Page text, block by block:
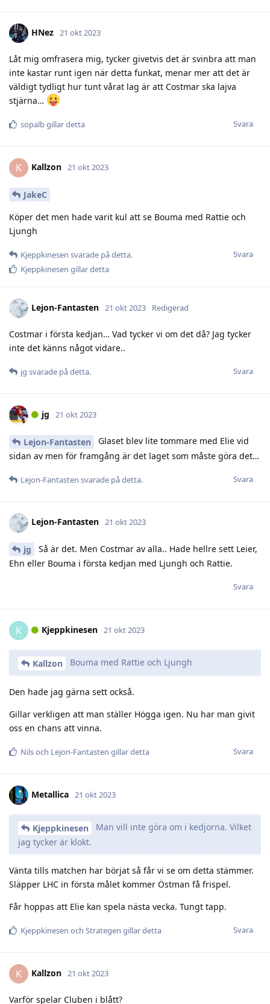
HNez 21 okt 2023
Låt mig omfrasera mig, tycker givetvis det är svinbra att man
inte kastar runt igen när detta funkat, menar mer att det är
väldigt tydligt hur tunt vårat lag är att Costmar ska lajva
stjärna…
Svara
sopalbgillar detta
K Kallzon 21 okt 2023
JakeC
Köper det men hade varit kul att se Bouma med Rattie och
Ljungh
Svara
Kjeppkinesen svarade på detta.
Kjeppkinesen gillar detta
Lejon-Fantasten 21 okt 2023 Redigerad
Costmar i första kedjan… Vad tycker vi om det då? Jag tycker
inte det känns något vidare..
Svara
jg svarade på detta.
jg 21 okt 2023
Lejon-Fantasten
Glaset blev lite tommare med Elie vid
sidan av men för framgång är det laget som måste göra det…
Svara
Lejon-Fantasten svarade på detta.
Lejon-Fantasten 21 okt 2023
jg
Så är det. Men Costmar av alla.. Hade hellre sett Leier,
Ehn eller Bouma i första kedjan med Ljungh och Rattie.
Svara
K Kjeppkinesen 21 okt 2023
Kallzon Bouma med Rattie och Ljungh
Den hade jag gärna sett också.
Gillar verkligen att man ställer Högga igen. Nu har man givit
oss en chans att vinna.
Svara
Nilsoch Lejon-Fantasten gillar detta
Metallica 21 okt 2023
Kjeppkinesen
Man vill inte göra om i kedjorna. Vilket
jag tycker är klokt.
Vänta tills matchen har börjat så får vi se om detta stämmer.
Släpper LHC in första målet kommer Östman få frispel.
Får hoppas att Elie kan spela nästa vecka. Tungt tapp.
Svara
Kjeppkinesen och Strategen gillar detta
K Kallzon 21 okt 2023
Varför spelar Cluben i blått?